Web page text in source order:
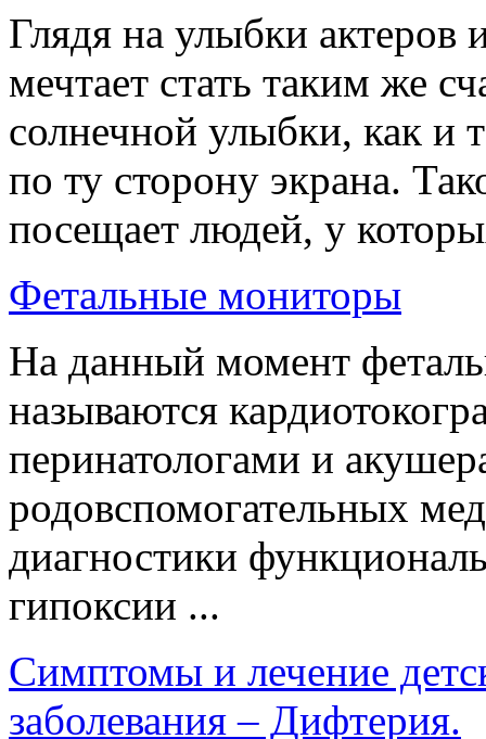
Глядя на улыбки актеров
мечтает стать таким же
солнечной улыбки, как и
по ту сторону экрана.
посещает людей, у
Фетальные мониторы
На данный момент
называются
перинатологами и
родовспомогательных
диагностики
гипоксии ...
Симптомы и лечение
заболевания – Дифтерия.